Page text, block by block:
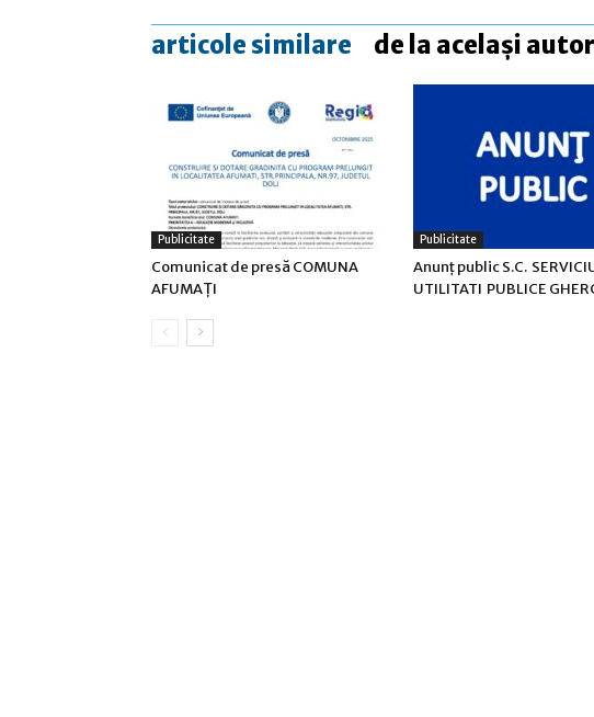
articole similare de la același autor
Publicitate
Comunicat de presă COMUNA
AFUMAŢI
Publicitate
Anunţ public S.C.
UTILITATI PUBLICE